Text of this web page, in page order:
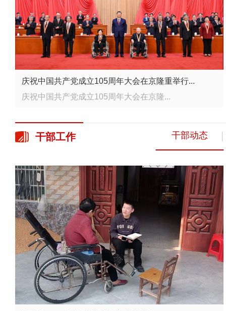
庆祝中国共产党成立105周年大会在京隆重举行...
庆祝中国共产党成立105周年大会在京隆...
干部工作 干部动态